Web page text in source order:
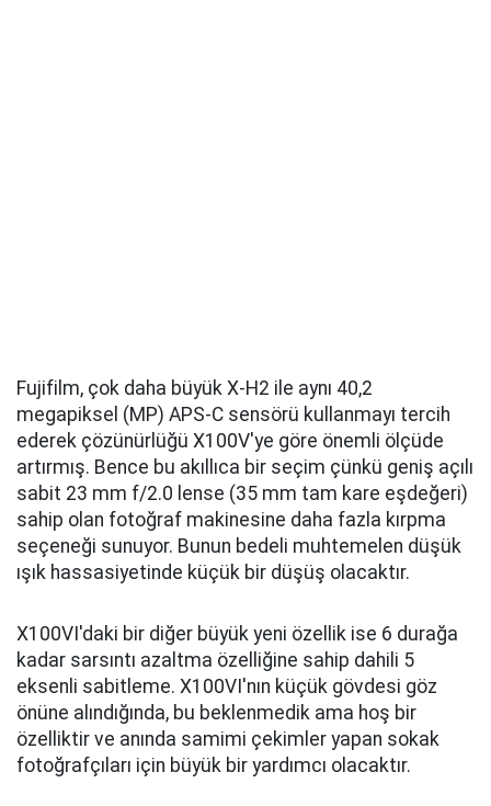
Fujifilm, çok daha büyük X-H2 ile aynı 40,2
megapiksel (MP) APS-C sensörü kullanmayı tercih
ederek çözünürlüğü X100V'ye göre önemli ölçüde
artırmış. Bence bu akıllıca bir seçim çünkü geniş açılı
sabit 23 mm f/2.0 lense (35 mm tam kare eşdeğeri)
sahip olan fotoğraf makinesine daha fazla kırpma
seçeneği sunuyor. Bunun bedeli muhtemelen düşük
ışık hassasiyetinde küçük bir düşüş olacaktır.
X100VI'daki bir diğer büyük yeni özellik ise 6 durağa
kadar sarsıntı azaltma özelliğine sahip dahili 5
eksenli sabitleme. X100VI'nın küçük gövdesi göz
önüne alındığında, bu beklenmedik ama hoş bir
özelliktir ve anında samimi çekimler yapan sokak
fotoğrafçıları için büyük bir yardımcı olacaktır.